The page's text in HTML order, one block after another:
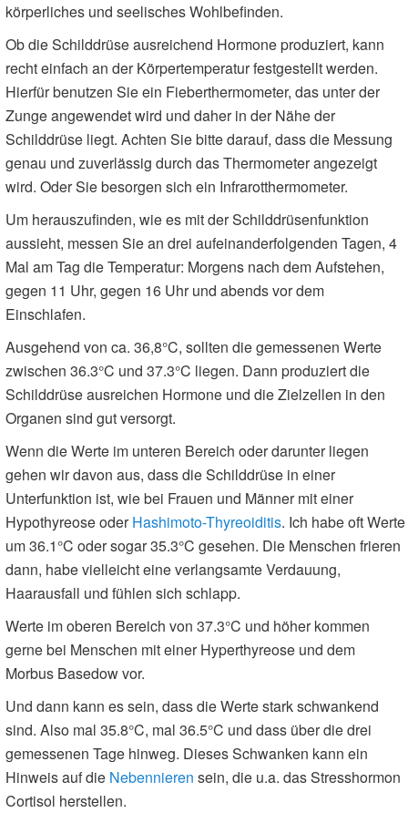
körperliches und seelisches Wohlbefinden.
Ob die Schilddrüse ausreichend Hormone produziert, kann
recht einfach an der Körpertemperatur festgestellt werden.
Hierfür benutzen Sie ein Fieberthermometer, das unter der
Zunge angewendet wird und daher in der Nähe der
Schilddrüse liegt. Achten Sie bitte darauf, dass die Messung
genau und zuverlässig durch das Thermometer angezeigt
wird. Oder Sie besorgen sich ein Infrarotthermometer.
Um herauszufinden, wie es mit der Schilddrüsenfunktion
aussieht, messen Sie an drei aufeinanderfolgenden Tagen, 4
Mal am Tag die Temperatur: Morgens nach dem Aufstehen,
gegen 11 Uhr, gegen 16 Uhr und abends vor dem
Einschlafen.
Ausgehend von ca. 36,8°C, sollten die gemessenen Werte
zwischen 36.3°C und 37.3°C liegen. Dann produziert die
Schilddrüse ausreichen Hormone und die Zielzellen in den
Organen sind gut versorgt.
Wenn die Werte im unteren Bereich oder darunter liegen
gehen wir davon aus, dass die Schilddrüse in einer
Unterfunktion ist, wie bei Frauen und Männer mit einer
Hypothyreose oderHashimoto-Thyreoiditis. Ich habe oft Werte
um 36.1°C oder sogar 35.3°C gesehen. Die Menschen frieren
dann, habe vielleicht eine verlangsamte Verdauung,
Haarausfall und fühlen sich schlapp.
Werte im oberen Bereich von 37.3°C und höher kommen
gerne bei Menschen mit einer Hyperthyreose und dem
Morbus Basedow vor.
Und dann kann es sein, dass die Werte stark schwankend
sind. Also mal 35.8°C, mal 36.5°C und dass über die drei
gemessenen Tage hinweg. Dieses Schwanken kann ein
Hinweis auf die Nebennieren sein, die u.a. das Stresshormon
Cortisol herstellen.